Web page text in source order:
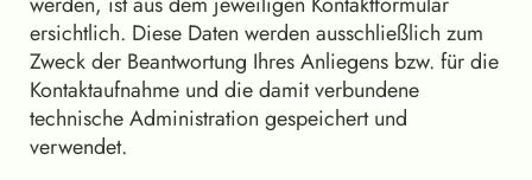
ersichtlich. Diese Daten werden ausschließlich zum
Zweck der Beantwortung Ihres Anliegens bzw. für die
Kontaktaufnahme und die damit verbundene
technische Administration gespeichert und
verwendet.